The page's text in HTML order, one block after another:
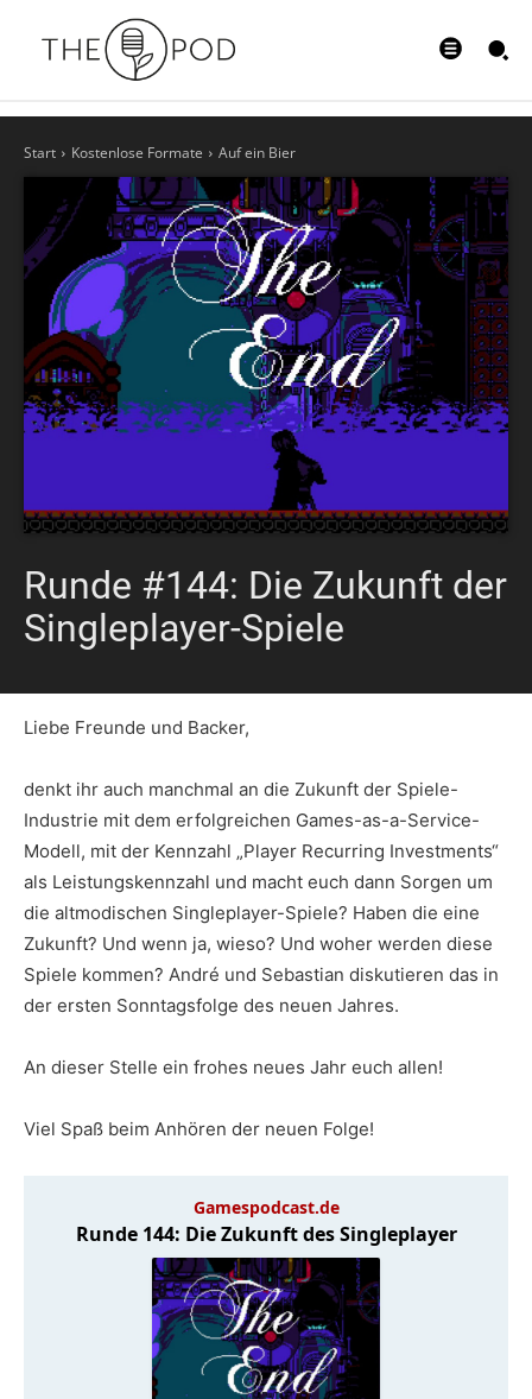
Start Kostenlose Formate Auf ein Bier
Runde #144: Die Zukunft der
Singleplayer-Spiele
Liebe Freunde und Backer,
denkt ihr auch manchmal an die Zukunft der Spiele-
Industrie mit dem erfolgreichen Games-as-a-Service-
Modell, mit der Kennzahl „Player Recurring Investments“
als Leistungskennzahl und macht euch dann Sorgen um
die altmodischen Singleplayer-Spiele? Haben die eine
Zukunft? Und wenn ja, wieso? Und woher werden diese
Spiele kommen? André und Sebastian diskutieren das in
der ersten Sonntagsfolge des neuen Jahres.
An dieser Stelle ein frohes neues Jahr euch allen!
Viel Spaß beim Anhören der neuen Folge!